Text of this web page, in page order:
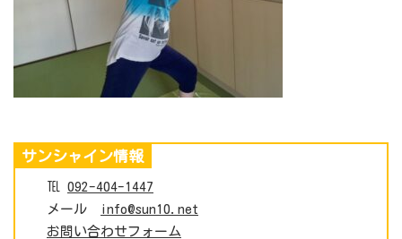
サンシャイン情報
℡ 092-404-1447
メール
info@sun10.net
お問い合わせフォーム